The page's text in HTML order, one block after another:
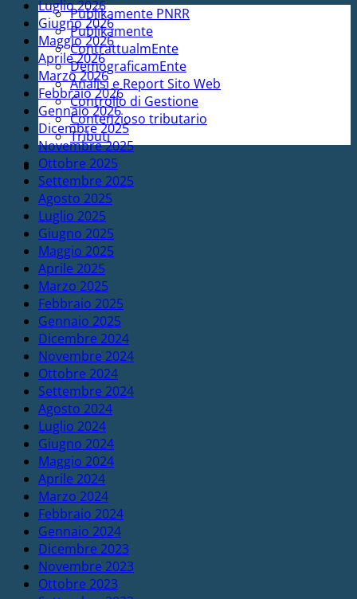
Publikamente PNRR
Publikamente
ContrattualmEnte
DemograficamEnte
Analisi e Report Sito Web
Controllo di Gestione
Contenzioso tributario
Tributi
Luglio 2026
Giugno 2026
Maggio 2026
Aprile 2026
Marzo 2026
Febbraio 2026
Gennaio 2026
Dicembre 2025
Novembre 2025
Ottobre 2025
Settembre 2025
Agosto 2025
Luglio 2025
Giugno 2025
Maggio 2025
Aprile 2025
Marzo 2025
Febbraio 2025
Gennaio 2025
Dicembre 2024
Novembre 2024
Ottobre 2024
Settembre 2024
Agosto 2024
Luglio 2024
Giugno 2024
Maggio 2024
Aprile 2024
Marzo 2024
Febbraio 2024
Gennaio 2024
Dicembre 2023
Novembre 2023
Ottobre 2023